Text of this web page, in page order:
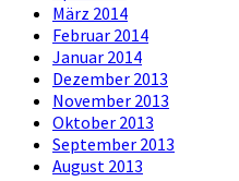
März 2014
Februar 2014
Januar 2014
Dezember 2013
November 2013
Oktober 2013
September 2013
August 2013